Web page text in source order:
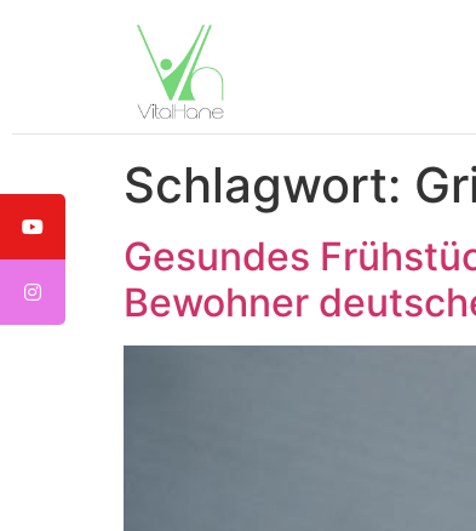
Schlagwort:
Gesundes
Bewohner